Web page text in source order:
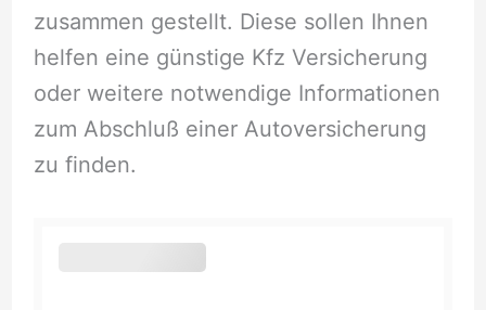
zusammen gestellt. Diese sollen Ihnen
helfen eine günstige Kfz Versicherung
oder weitere notwendige Informationen
zum Abschluß einer Autoversicherung
zu finden.